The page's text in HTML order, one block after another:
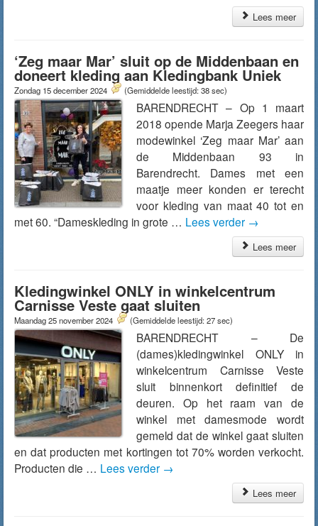
Lees meer
‘Zeg maar Mar’ sluit op de Middenbaan en
doneert kleding aan Kledingbank Uniek
Zondag 15 december 2024 (Gemiddelde leestijd: 38 sec)
BARENDRECHT – Op 1 maart
2018 opende Marja Zeegers haar
modewinkel ‘Zeg maar Mar’ aan
de Middenbaan 93 in
Barendrecht. Dames met een
maatje meer konden er terecht
voor kleding van maat 40 tot en
met 60. “Dameskleding in grote … Lees verder →
Lees meer
Kledingwinkel ONLY in winkelcentrum
Carnisse Veste gaat sluiten
Maandag 25 november 2024 (Gemiddelde leestijd: 27 sec)
BARENDRECHT – De
(dames)kledingwinkel ONLY in
winkelcentrum Carnisse Veste
sluit binnenkort definitief de
deuren. Op het raam van de
winkel met damesmode wordt
gemeld dat de winkel gaat sluiten
en dat producten met kortingen tot 70% worden verkocht.
Producten die … Lees verder →
Lees meer